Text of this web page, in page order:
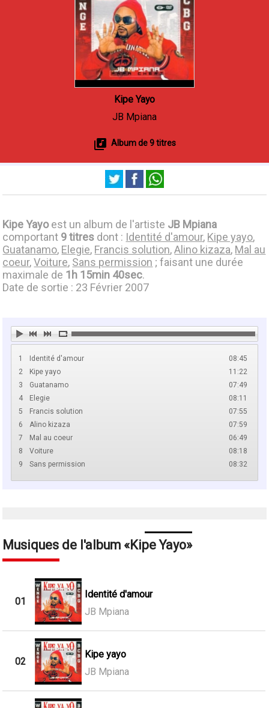
Kipe Yayo
JB Mpiana
Album de 9 titres
Kipe Yayoest un album de l'artiste JB Mpiana
comportant 9 titres dont : Identité d'amour, Kipe yayo,
Guatanamo, Elegie, Francis solution,Alino kizaza, Mal au
coeur,Voiture, Sans permission ; faisant une durée
maximale de 1h 15min 40sec.
Date de sortie : 23 Février 2007
1 08:45
Identité d'amour
2
11:22
Kipe yayo
3
07:49
Guatanamo
4
08:11
Elegie
5
07:55
Francis solution
6
07:59
Alino kizaza
7
06:49
Mal au coeur
8
08:18
Voiture
9
08:32
Sans permission
Musiques de l'album Kipe Yayo
01
Identité d'amour
JB Mpiana
02
Kipe yayo
JB Mpiana